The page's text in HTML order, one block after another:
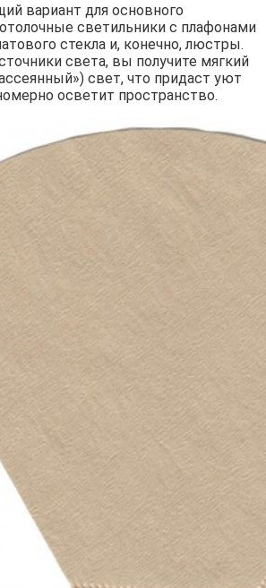
вариант для основного
светильники с плафонами
стекла и, конечно, люстры.
света, вы получите мягкий
свет, что придаст уют
осветит пространство.